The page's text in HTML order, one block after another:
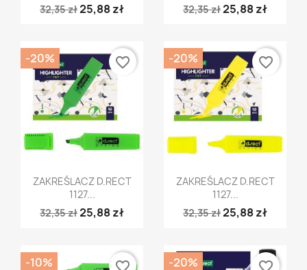
32,35 zł25,88 zł
32,35 zł25,88 zł
Szybki podgląd
ZAKREŚLACZ D.RECT
1127...
32,35 zł25,88 zł
-20% favorite_border
Szybki podgląd
ZAKREŚLACZ D.RECT
1127...
32,35 zł25,88 zł
-20% favorite_border
-10% favorite_border -20% favorite_border